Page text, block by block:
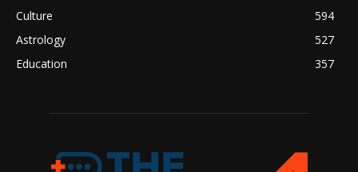
Culture
594
Astrology
527
Education
357